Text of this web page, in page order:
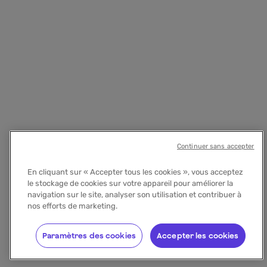
En cliquant sur « Accepter tous les cookies », vous acceptez
le stockage de cookies sur votre appareil pour améliorer la
navigation sur le site, analyser son utilisation et contribuer à
nos efforts de marketing.
Accepter les cookies
Paramètres des cookies
Continuer sans accepter